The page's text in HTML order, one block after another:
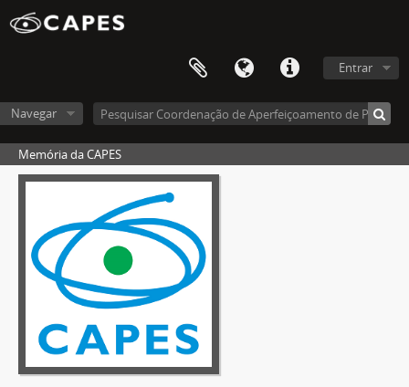
Entrar
Navegar
Memória da CAPES